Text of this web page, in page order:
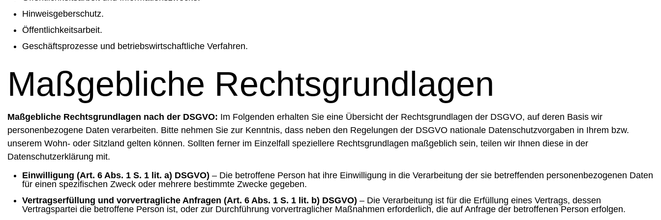
Hinweisgeberschutz.
Öffentlichkeitsarbeit.
Geschäftsprozesse und betriebswirtschaftliche Verfahren.
Maßgebliche Rechtsgrundlagen
Maßgebliche Rechtsgrundlagen nach der DSGVO: Im Folgenden erhalten Sie eine Übersicht der Rechtsgrundlagen der DSGVO, auf deren Basis wir
personenbezogene Daten verarbeiten. Bitte nehmen Sie zur Kenntnis, dass neben den Regelungen der DSGVO nationale Datenschutzvorgaben in Ihrem bzw.
unserem Wohn- oder Sitzland gelten können. Sollten ferner im Einzelfall speziellere Rechtsgrundlagen maßgeblich sein, teilen wir Ihnen diese in der
Datenschutzerklärung mit.
Einwilligung (Art. 6 Abs. 1 S. 1 lit. a) DSGVO) – Die betroffene Person hat ihre Einwilligung in die Verarbeitung der sie betreffenden personenbezogenen Daten
für einen spezifischen Zweck oder mehrere bestimmte Zwecke gegeben.
Vertragserfüllung und vorvertragliche Anfragen (Art. 6 Abs. 1 S. 1 lit. b) DSGVO) – Die Verarbeitung ist für die Erfüllung eines Vertrags, dessen
Vertragspartei die betroffene Person ist, oder zur Durchführung vorvertraglicher Maßnahmen erforderlich, die auf Anfrage der betroffenen Person erfolgen.